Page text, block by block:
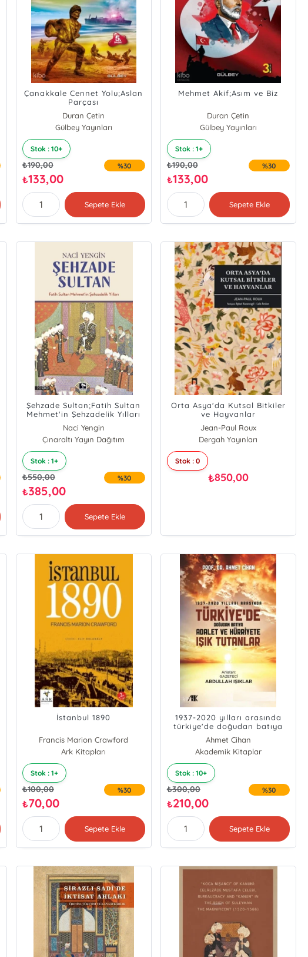
Çanakkale Cennet Yolu;Aslan
Parçası
Duran Çetin
Gülbey Yayınları
Stok : 10+
₺190,00
₺133,00
%30
Sepete Ekle
Mehmet Akif;Asım ve Biz
Duran Çetin
Gülbey Yayınları
Stok : 1+
₺190,00
₺133,00
%30
Sepete Ekle
Şehzade Sultan;Fatih Sultan
Mehmet'in Şehzadelik Yılları
Naci Yengin
Çınaraltı Yayın Dağıtım
Stok : 1+
₺550,00
₺385,00
%30
Sepete Ekle
Orta Asya'da Kutsal Bitkiler
ve Hayvanlar
Jean-Paul Roux
Dergah Yayınları
Stok : 0
₺850,00
İstanbul 1890
Francis Marion Crawford
Ark Kitapları
Stok : 1+
₺100,00
₺70,00
%30
Sepete Ekle
1937-2020 yılları arasında
türkiye'de doğudan batıya
adalet ve hürriyete ışık
tutanlar
Ahmet Cihan
Akademik Kitaplar
Stok : 10+
₺300,00
₺210,00
%30
Sepete Ekle